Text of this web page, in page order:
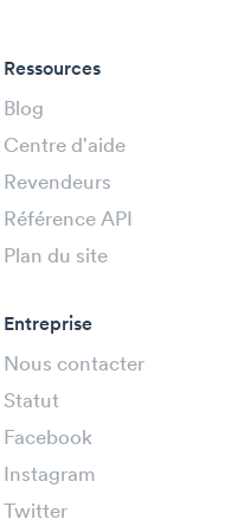
Ressources
Blog
Centre d'aide
Revendeurs
Référence API
Plan du site
Entreprise
Nous contacter
Statut
Facebook
Instagram
Twitter